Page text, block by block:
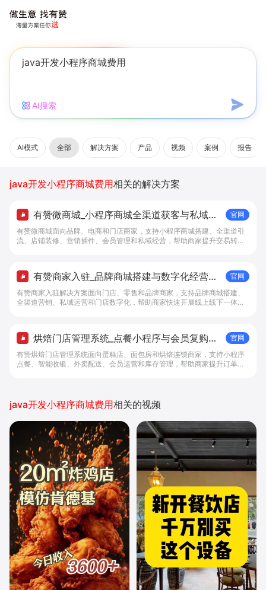
AI搜索
AI模式 全部 解决方案 产品 视频 案例 报告
java开发小程序商城费用相关的解决方案
有赞微商城_小程序商城全渠道获客与私域复
购工具 - 做生意, 找有赞
官网
有赞微商城面向品牌、电商和门店商家，支持小程序商城搭建、全渠道引
流、店铺装修、营销插件、会员管理和私域经营，帮助商家提升交易转化
有赞商家入驻_品牌商城搭建与数字化经营解
决方案 - 做生意, 找有赞
官网
有赞商家入驻解决方案面向门店、零售和品牌商家，支持品牌商城搭建、
全渠道营销、私域运营和门店数字化，帮助商家快速开展线上线下一体化
烘焙门店管理系统_点餐小程序与会员复购工
具 - 做生意, 找有赞
官网
有赞烘焙门店管理系统面向蛋糕店、面包房和烘焙连锁商家，支持小程序
点餐、智能收银、外卖配送、会员运营和库存管理，帮助商家提升订单转
java开发小程序商城费用相关的视频